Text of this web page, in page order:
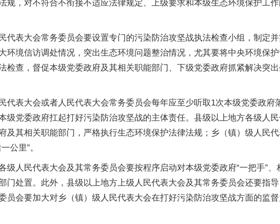
，对不符合不衔接不适应法律规定、上级要求和本级生态环境保护工
表大会常务委员会要设置专门的污染防治攻坚战执法检查小组，制定
境信访调处情况，突出生态环境问题整治情况，尤其要将中央环境保
查，督促本级党委政府及其相关职能部门、下级党委政府抓紧解决突
表大会或者人民代表大会常务委员会每年应至少听取1次本级党委政府
级党委政府扛起打好污染防治攻坚战的主体责任。县级以上地方各级人
其相关职能部门，严格执行生态环境保护法律法规；乡（镇）级人民
公里”。
人民代表大会及其常务委员会要按程序启动对本级党委政府“一把手”
处置。此外，县级以上地方上级人民代表大会及其常务委员会还要指
会要加大对乡（镇）级人民代表大会在打好污染防治攻坚战方面的监督